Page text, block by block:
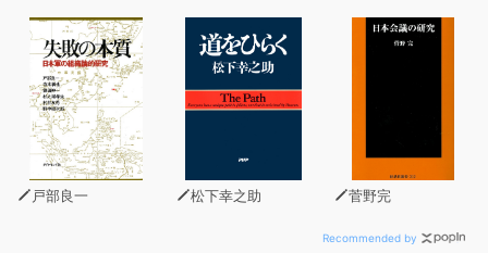
※本商品は書籍のCD音声と同内容です。また、テキスト
情報は含まれておりません。
◆対象レベル◆
・全レベル
戸部良一 松下幸之助 菅野完
Recommended by